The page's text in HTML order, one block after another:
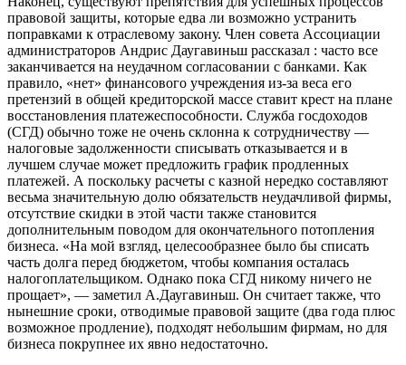
правовой защиты, которые едва ли возможно устранить
поправками к отраслевому закону. Член совета Ассоциации
администраторов Андрис Даугавиньш рассказал : часто все
заканчивается на неудачном согласовании с банками. Как
правило, «нет» финансового учреждения из-за веса его
претензий в общей кредиторской массе ставит крест на плане
восстановления платежеспособности. Служба госдоходов
(СГД) обычно тоже не очень склонна к сотрудничеству —
налоговые задолженности списывать отказывается и в
лучшем случае может предложить график продленных
платежей. А поскольку расчеты с казной нередко составляют
весьма значительную долю обязательств неудачливой фирмы,
отсутствие скидки в этой части также становится
дополнительным поводом для окончательного потопления
бизнеса. «На мой взгляд, целесообразнее было бы списать
часть долга перед бюджетом, чтобы компания осталась
налогоплательщиком. Однако пока СГД никому ничего не
прощает», — заметил А.Даугавиньш. Он считает также, что
нынешние сроки, отводимые правовой защите (два года плюс
возможное продление), подходят небольшим фирмам, но для
бизнеса покрупнее их явно недостаточно.